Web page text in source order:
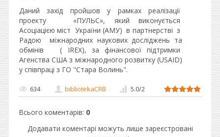
Даний захід пройшов у рамках реалізації
проекту «ПУЛЬС», який виконується
Асоціацією міст України (АМУ) в партнерстві з
Радою міжнародних наукових досліджень та
обмінів ( IREX), за фінансової підтримки
Агенства США з міжнародного розвитку (USAID)
у співпраці з ГО "Стара Волинь".
634 bibliotekaCRB 5.0/2
Всього коментарів: 0
Додавати коментарі можуть лише зареєстровані